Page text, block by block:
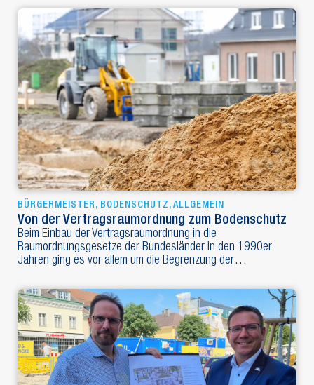
BÜRGERMEISTER , BODENSCHUTZ , ALLGEMEIN
Von der Vertragsraumordnung zum Bodenschutz
Beim Einbau der Vertragsraumordnung in die
Raumordnungsgesetze der Bundesländer in den 1990er
Jahren ging es vor allem um die Begrenzung der…